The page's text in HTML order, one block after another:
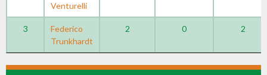
Venturelli
3
Federico
Trunkhardt
2 0 2